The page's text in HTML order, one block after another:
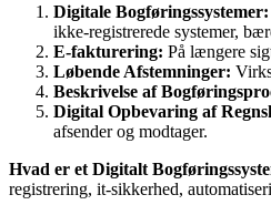
Digitale Bogføringssystemer:
ikke-registrerede systemer,
E-fakturering: På længere
Løbende Afstemninger:
Beskrivelse af
Digital Opbevaring af
afsender og modtager.
Hvad er et Digitalt
registrering, it-sikkerhed,